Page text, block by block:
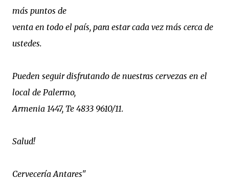
más puntos de
venta en todo el país, para estar cada vez más cerca de
ustedes.
Pueden seguir disfrutando de nuestras cervezas en el
local de Palermo,
Armenia 1447, Te 4833 9610/11.
Salud!
Cervecería Antares"